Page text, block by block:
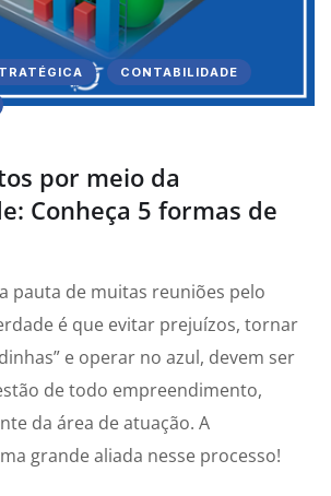
CONTABILIDADE
por meio da
Conheça 5 formas de
pauta de muitas reuniões pelo
é que evitar prejuízos, tornar
e operar no azul, devem ser
de todo empreendimento,
da área de atuação. A
grande aliada nesse processo!